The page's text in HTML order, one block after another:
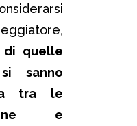
di quelle
sanno
tra le
e